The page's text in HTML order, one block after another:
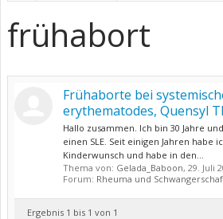
frühabort
Frühaborte bei
erythematodes, Quensyl
Hallo zusammen. Ich bin 30 Jahre
einen SLE. Seit einigen Jahren habe
Kinderwunsch und habe in den...
Thema von: Gelada_Baboon, 29. Juli
Forum: Rheuma und
Ergebnis 1 bis 1 von 1